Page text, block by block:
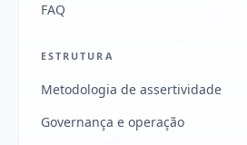
FAQ
ESTRUTURA
Metodologia de assertividade
Governança e operação